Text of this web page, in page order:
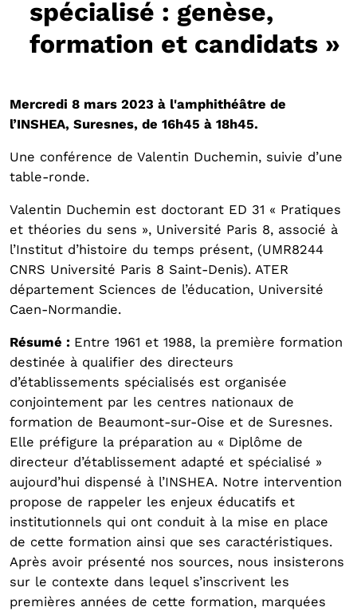
spécialisé : genèse,
formation et candidats »
Mercredi 8 mars 2023 à l'amphithéâtre de
l’INSHEA, Suresnes, de 16h45 à 18h45.
Une conférence de Valentin Duchemin, suivie d’une
table-ronde.
Valentin Duchemin est doctorant ED 31 « Pratiques
et théories du sens », Université Paris 8, associé à
l’Institut d’histoire du temps présent, (UMR8244
CNRS Université Paris 8 Saint-Denis). ATER
département Sciences de l’éducation, Université
Caen-Normandie.
Résumé : Entre 1961 et 1988, la première formation
destinée à qualifier des directeurs
d’établissements spécialisés est organisée
conjointement par les centres nationaux de
formation de Beaumont-sur-Oise et de Suresnes.
Elle préfigure la préparation au « Diplôme de
directeur d’établissement adapté et spécialisé »
aujourd’hui dispensé à l’INSHEA. Notre intervention
propose de rappeler les enjeux éducatifs et
institutionnels qui ont conduit à la mise en place
de cette formation ainsi que ses caractéristiques.
Après avoir présenté nos sources, nous insisterons
sur le contexte dans lequel s’inscrivent les
premières années de cette formation, marquées